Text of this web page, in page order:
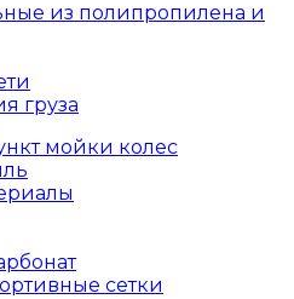
из полипропилена и
груза
мойки колес
сетки